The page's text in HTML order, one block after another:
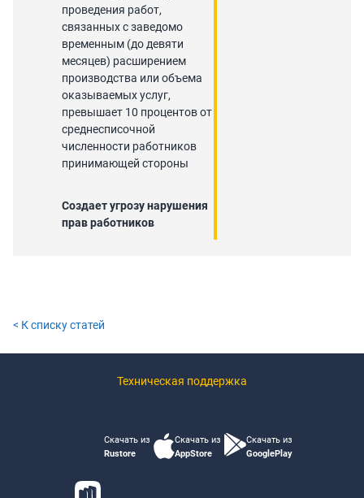
проведения работ,
связанных с заведомо
временным (до девяти
месяцев) расширением
производства или объема
оказываемых услуг,
превышает 10 процентов от
среднесписочной
численности работников
принимающей стороны
Создает угрозу нарушения
прав работников
< К списку статей
Техническая поддержка
Скачать из
Rustore
Скачать из
AppStore
Скачать из
GooglePlay